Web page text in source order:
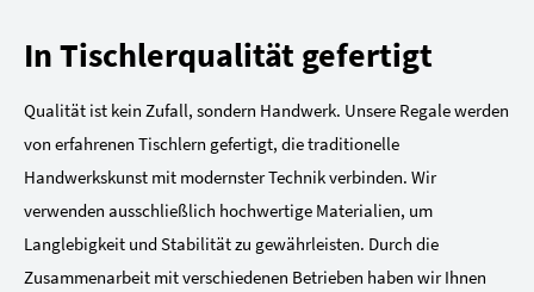
In Tischlerqualität gefertigt
Qualität ist kein Zufall, sondern Handwerk. Unsere Regale werden
von erfahrenen Tischlern gefertigt, die traditionelle
Handwerkskunst mit modernster Technik verbinden. Wir
verwenden ausschließlich hochwertige Materialien, um
Langlebigkeit und Stabilität zu gewährleisten. Durch die
Zusammenarbeit mit verschiedenen Betrieben haben wir Ihnen